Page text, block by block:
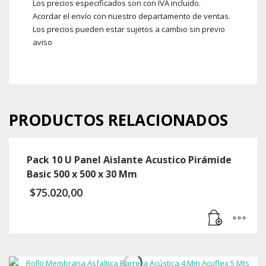
Los precios especificados son con IVA incluido.
Acordar el envío con nuestro departamento de ventas.
Los precios pueden estar sujetos a cambio sin previo
aviso
PRODUCTOS RELACIONADOS
Pack 10 U Panel Aislante Acustico Pirámide
Basic 500 x 500 x 30 Mm
$75.020,00